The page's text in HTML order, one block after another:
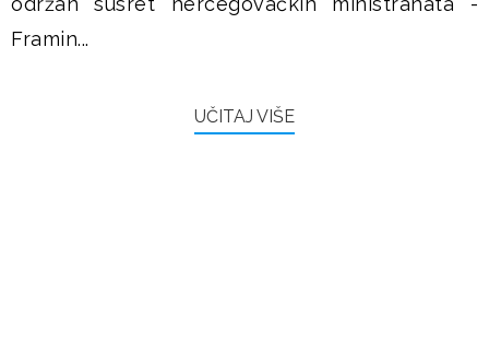
Framin...
UČITAJ VIŠE